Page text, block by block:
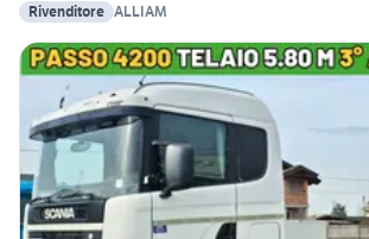
Rivenditore ALLIAM